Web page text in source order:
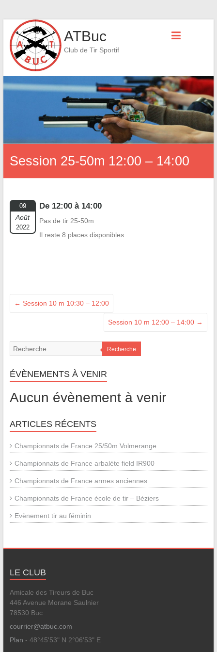
content
ATBuc
Club de Tir Sportif
Session 25-50m 12:00 – 14:00
09
Août
2022
De 12:00 à 14:00
Pas de tir 25-50m
Il reste 8 places disponibles
← Session 10 m 10:30 – 12:00
Session 10 m 12:00 – 14:00 →
Recherche
ÉVÈNEMENTS À VENIR
Aucun évènement à venir
ARTICLES RÉCENTS
Championnats de France 25/50m Volmerange
Championnats de France arbalète field IR900
Championnats de France armes anciennes
Championnats de France école de tir – Béziers
Evènement tir au féminin
LE CLUB
Amicale des Tireurs de Buc
446 Avenue Morane Saulnier
78530 Buc
courrier@atbuc.com
Plan - 48°45'53" N 2°06'53" E